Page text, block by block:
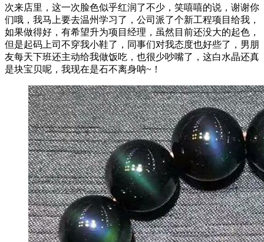
次来店里，这一次脸色似乎红润了不少，笑嘻嘻的说，谢谢你
们哦，我马上要去温州学习了，公司派了个新工程项目给我，
如果做得好，有希望升为项目经理，虽然目前还没大的起色，
但是起码上司不穿我小鞋了，同事们对我态度也好些了，男朋
友每天下班还主动给我做饭吃，也很少吵嘴了，这白水晶还真
是块宝贝呢，我现在是石不离身呐~！